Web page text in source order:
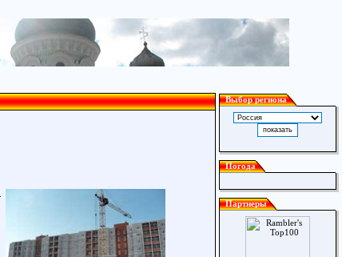
Выбор региона
Погода
Партнеры